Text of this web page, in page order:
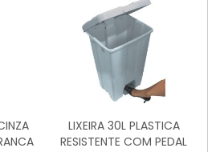
LIXEIRA 30L PLASTICA
RESISTENTE COM PEDAL